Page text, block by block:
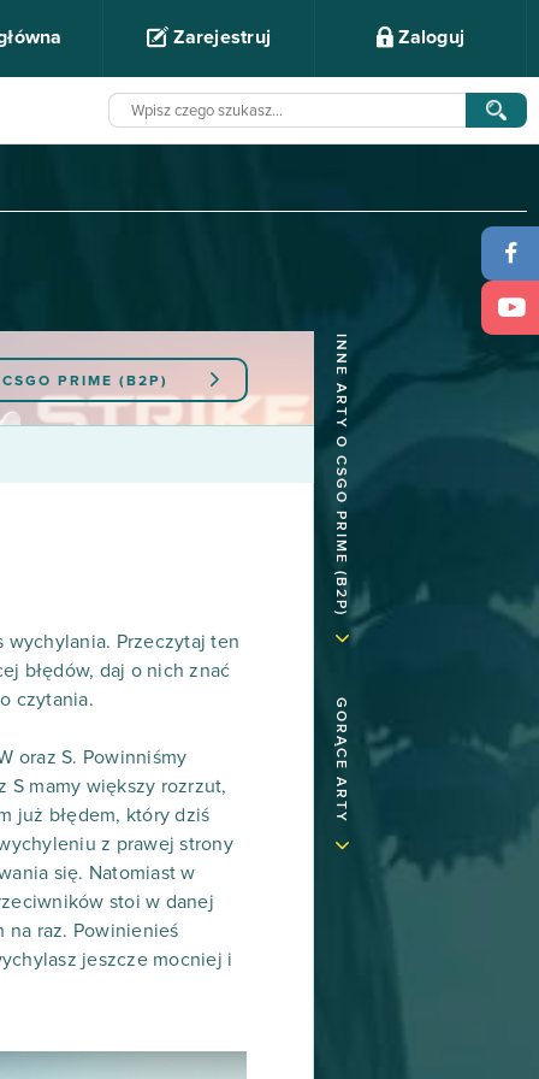
Zarejestruj Zaloguj
INNE ARTY O CSGO PRIME (B2P)
GORĄCE ARTY
CSGO PRIME (B2P)
wychylania. Przeczytaj ten
błędów, daj o nich znać
czytania.
oraz S. Powinniśmy
S mamy większy rozrzut,
już błędem, który dziś
z prawej strony
się. Natomiast w
stoi w danej
na raz. Powinienieś
jeszcze mocniej i